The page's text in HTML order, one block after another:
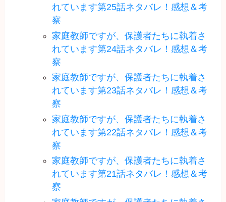
れています第25話ネタバレ！感想＆考
察
家庭教師ですが、保護者たちに執着さ
れています第24話ネタバレ！感想＆考
察
家庭教師ですが、保護者たちに執着さ
れています第23話ネタバレ！感想＆考
察
家庭教師ですが、保護者たちに執着さ
れています第22話ネタバレ！感想＆考
察
家庭教師ですが、保護者たちに執着さ
れています第21話ネタバレ！感想＆考
察